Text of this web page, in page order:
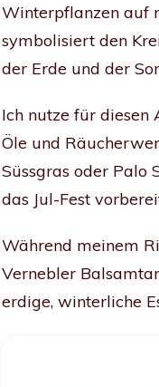
Winterpflanzen auf
symbolisiert den
der Erde und der
Ich nutze für diesen
Öle und
Süssgras oder Palo
das Jul-Fest
Während meinem
Vernebler
erdige, winterliche